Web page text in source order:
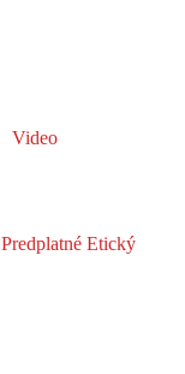
Video
Predplatné Etický